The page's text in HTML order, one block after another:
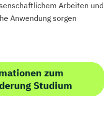
Arbeiten und
Anwendung sorgen
zum
Studium